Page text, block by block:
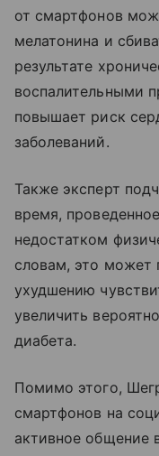
от смартфонов
мелатонина и
результате
воспалительными
повышает риск
заболеваний.
Также эксперт
время,
недостатком
словам, это может
ухудшению
увеличить
диабета.
Помимо этого,
смартфонов на
активное общение